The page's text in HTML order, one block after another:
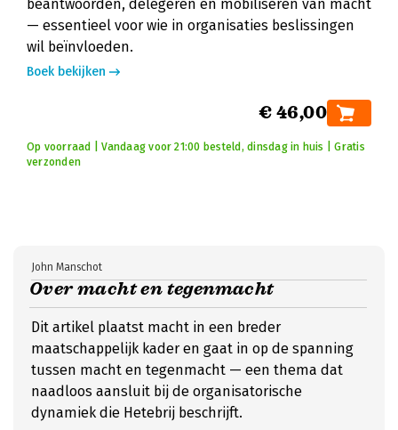
beantwoorden, delegeren en mobiliseren van macht
— essentieel voor wie in organisaties beslissingen
wil beïnvloeden.
Boek bekijken
€ 46,00
Op voorraad | Vandaag voor 21:00 besteld, dinsdag in huis | Gratis
verzonden
Over macht en tegenmacht
John Manschot
Dit artikel plaatst macht in een breder
maatschappelijk kader en gaat in op de spanning
tussen macht en tegenmacht — een thema dat
naadloos aansluit bij de organisatorische
dynamiek die Hetebrij beschrijft.